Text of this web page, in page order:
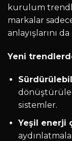
kurulum
markalar
anlayışlarını
Yeni
sistemler.
Yeşil enerji